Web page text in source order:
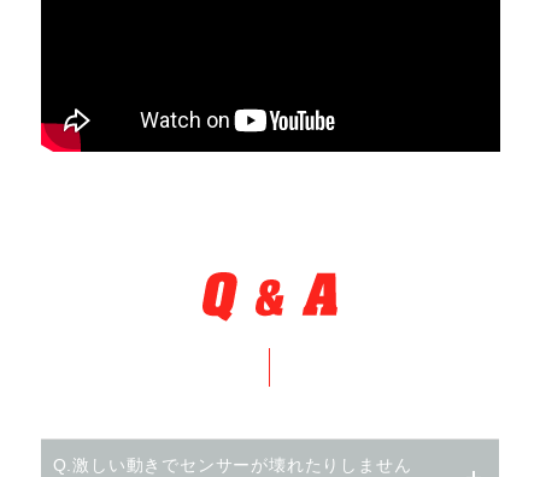
Q.激しい動きでセンサーが壊れたりしません